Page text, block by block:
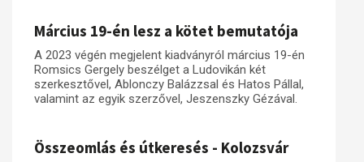
A békerendszer megszilárdulása
Utókor és emlékezet
Adatbázis
Emlékművek (feltöltés alatt)
Visszhang
Kapcsolat
Március 19-én lesz a kötet bemutatója
A 2023 végén megjelent kiadványról március 19-én
Romsics Gergely beszélget a Ludovikán két
szerkesztővel, Ablonczy Balázzsal és Hatos Pállal,
valamint az egyik szerzővel, Jeszenszky Gézával.
Összeomlás és útkeresés - Kolozsvár